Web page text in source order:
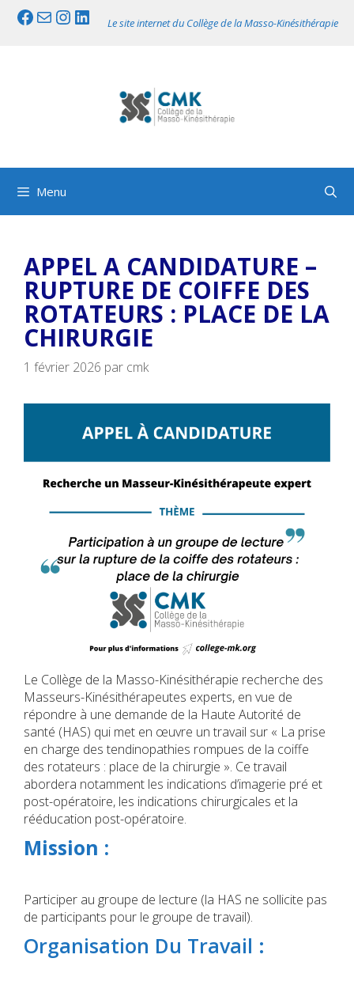
AllerFacebook
MailInstagram
LinkedIn
Le site internet du Collège de la Masso-Kinésithérapie
Menu
APPEL A CANDIDATURE –
RUPTURE DE COIFFE DES
ROTATEURS : PLACE DE LA
CHIRURGIE
1 février 2026 par cmk
Le Collège de la Masso-Kinésithérapie recherche des
Masseurs-Kinésithérapeutes experts, en vue de
répondre à une demande de la Haute Autorité de
santé (HAS) qui met en œuvre un travail sur « La prise
en charge des tendinopathies rompues de la coiffe
des rotateurs : place de la chirurgie ». Ce travail
abordera notamment les indications d’imagerie pré et
post-opératoire, les indications chirurgicales et la
rééducation post-opératoire.
Mission :
Participer au groupe de lecture (la HAS ne sollicite pas
de participants pour le groupe de travail).
Organisation Du Travail :